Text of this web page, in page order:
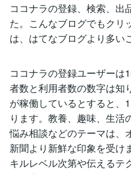
ココナラの登録、検索、出
た。こんなブログでもクリ
は、はてなブログより多い
ココナラの登録ユーザーは
者数と利用者数の数字は知
が稼働しているとすると、
ります。教養、趣味、生活
悩み相談などのテーマは、
新聞より新鮮な印象を受け
キルレベル次第や伝えるテ